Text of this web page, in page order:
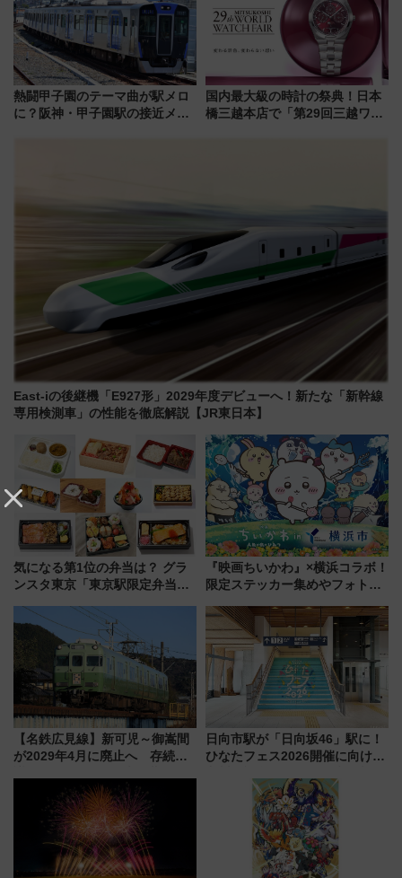
熱闘甲子園のテーマ曲が駅メロ
に？阪神・甲子園駅の接近メロ
国内最大級の時計の祭典！日本
橋三越本店で「第29回三越ワー
East-iの後継機「E927形」2029年度デビューへ！新たな「新幹線
専用検測車」の性能を徹底解説【JR東日本】
気になる第1位の弁当は？ グラ
ンスタ東京「東京駅限定弁当
『映画ちいかわ』×横浜コラボ！
限定ステッカー集めやフォトス
いを満喫しよう（花火鑑賞会応
募は7/12まで！）
【名鉄広見線】新可児～御嵩間
が2029年4月に廃止へ 存続協
日向市駅が「日向坂46」駅に！
ひなたフェス2026開催に向けJR
全力応援 夜行列車「ドリーム
おひさま号」も走る